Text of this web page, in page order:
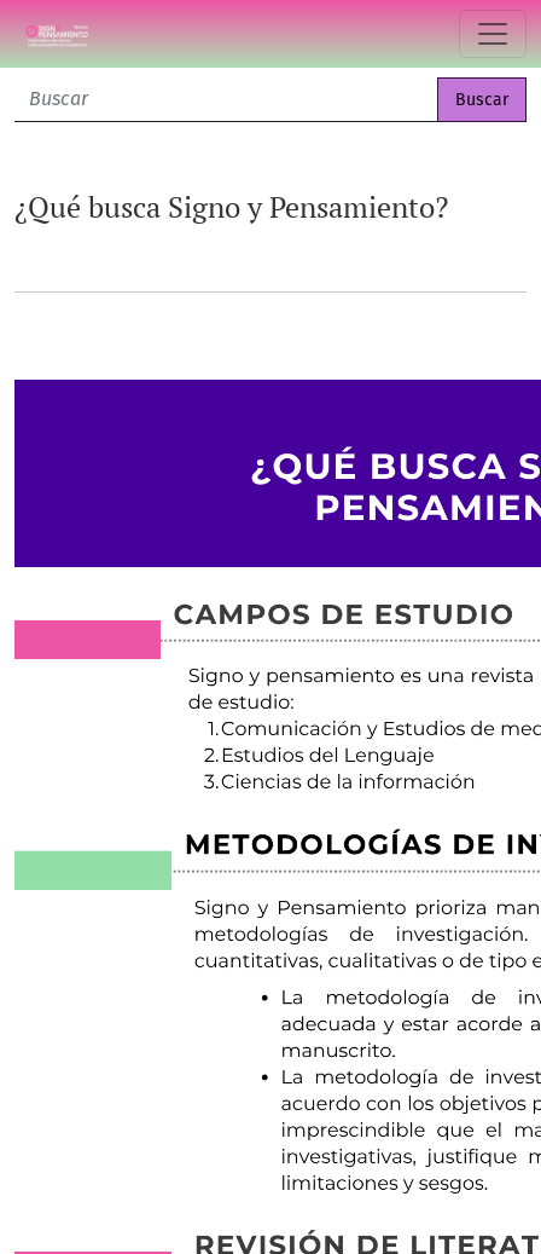
¿Qué busca Signo y Pensamiento?
Buscar
¿Qué busca Signo y Pensamiento?